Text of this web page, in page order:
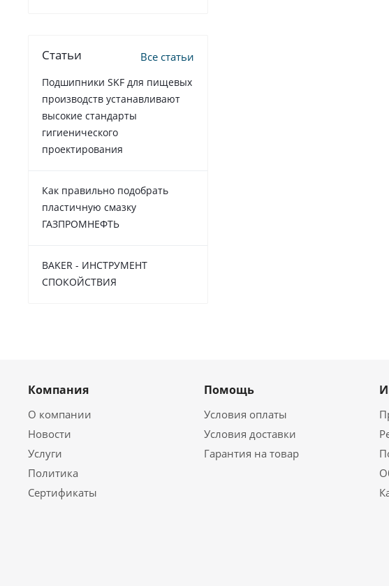
Статьи Все статьи
Подшипники SKF для пищевых
производств устанавливают
высокие стандарты
гигиенического
проектирования
Как правильно подобрать
пластичную смазку
ГАЗПРОМНЕФТЬ
BAKER - ИНСТРУМЕНТ
СПОКОЙСТВИЯ
Компания
О компании
Новости
Услуги
Политика
Сертификаты
Помощь
Условия оплаты
Условия доставки
Гарантия на товар